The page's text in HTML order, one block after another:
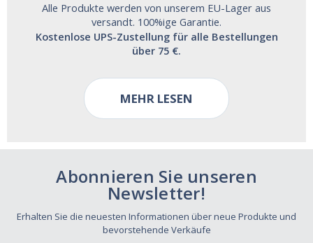
Alle Produkte werden von unserem EU-Lager aus
versandt. 100%ige Garantie.
Kostenlose UPS-Zustellung für alle Bestellungen
über 75 €.
MEHR LESEN
Abonnieren Sie unseren
Newsletter!
Erhalten Sie die neuesten Informationen über neue Produkte und
bevorstehende Verkäufe